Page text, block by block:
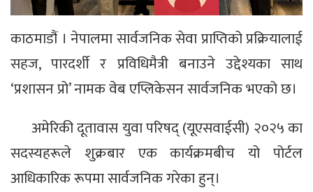
काठमाडौं । नेपालमा सार्वजनिक सेवा प्राप्तिको प्रक्रियालाई
सहज, पारदर्शी र प्रविधिमैत्री बनाउने उद्देश्यका साथ
‘प्रशासन प्रो’ नामक वेब एप्लिकेसन सार्वजनिक भएको छ।
अमेरिकी दूतावास युवा परिषद् (यूएसवाईसी) २०२५ का
सदस्यहरूले शुक्रबार एक कार्यक्रमबीच यो पोर्टल
आधिकारिक रूपमा सार्वजनिक गरेका हुन्।